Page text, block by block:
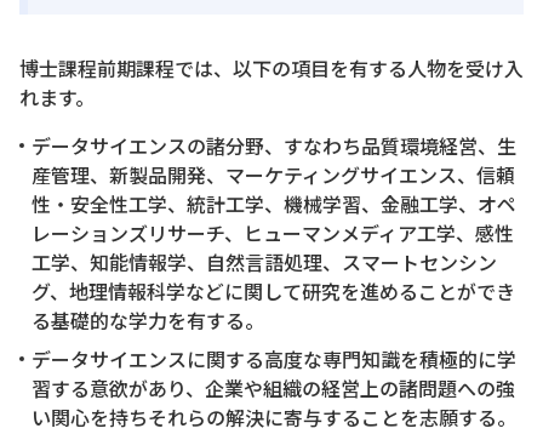
博士課程前期課程では、以下の項目を有する人物を受け入
れます。
データサイエンスの諸分野、すなわち品質環境経営、生
産管理、新製品開発、マーケティングサイエンス、信頼
性・安全性工学、統計工学、機械学習、金融工学、オペ
レーションズリサーチ、ヒューマンメディア工学、感性
工学、知能情報学、自然言語処理、スマートセンシン
グ、地理情報科学などに関して研究を進めることができ
る基礎的な学力を有する。
データサイエンスに関する高度な専門知識を積極的に学
習する意欲があり、企業や組織の経営上の諸問題への強
い関心を持ちそれらの解決に寄与することを志願する。